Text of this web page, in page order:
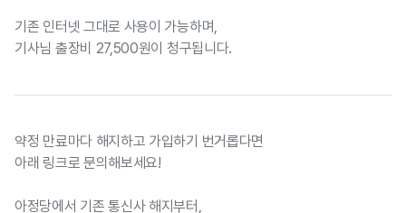
기존 인터넷 그대로 사용이 가능하며,
기사님 출장비 27,500원이 청구됩니다.
약정 만료마다 해지하고 가입하기 번거롭다면
아래 링크로 문의해보세요!
아정당에서 기존 통신사 해지부터,